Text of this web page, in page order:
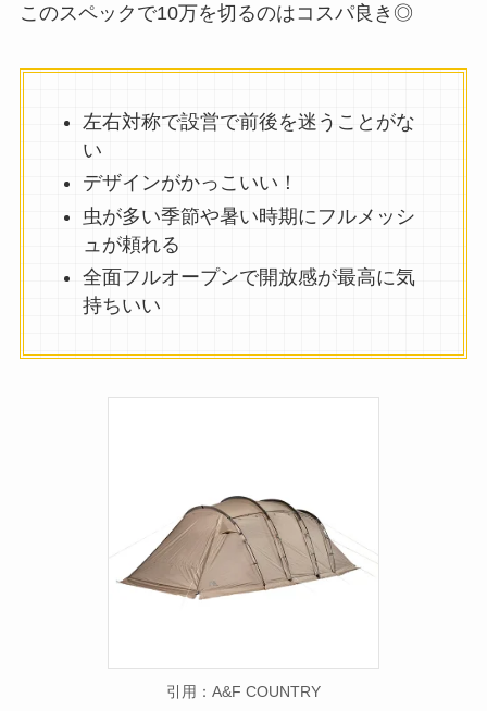
このスペックで10万を切るのはコスパ良き◎
左右対称で設営で前後を迷うことがな
い
デザインがかっこいい！
虫が多い季節や暑い時期にフルメッシ
ュが頼れる
全面フルオープンで開放感が最高に気
持ちいい
引用：A&F COUNTRY